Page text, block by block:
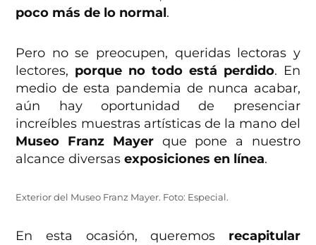
poco más de lo normal.
Pero no se preocupen, queridas lectoras y
lectores, porque no todo está perdido. En
medio de esta pandemia de nunca acabar,
aún hay oportunidad de presenciar
increíbles muestras artísticas de la mano del
Museo Franz Mayerque pone a nuestro
alcance diversas exposiciones en línea.
Exterior del Museo Franz Mayer. Foto: Especial.
En esta ocasión, queremos recapitular